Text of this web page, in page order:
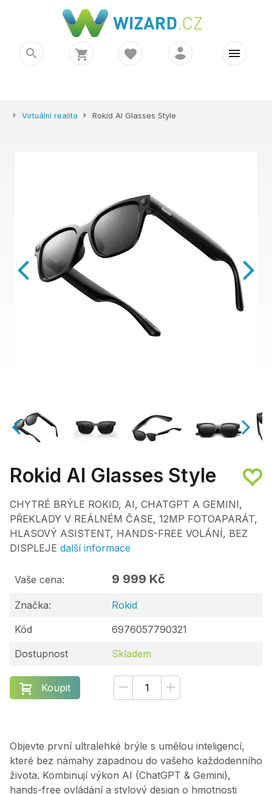
Virtuální realita Rokid AI Glasses Style
Rokid AI Glasses Style
CHYTRÉ BRÝLE ROKID, AI, CHATGPT A GEMINI,
PŘEKLADY V REÁLNÉM ČASE, 12MP FOTOAPARÁT,
HLASOVÝ ASISTENT, HANDS-FREE VOLÁNÍ, BEZ
DISPLEJE další informace
Vaše cena: 9 999 Kč
Značka:
Rokid
Kód
6976057790321
Dostupnost
Skladem
Koupit
Objevte první ultralehké brýle s umělou inteligencí,
které bez námahy zapadnou do vašeho každodenního
života. Kombinují výkon AI (ChatGPT & Gemini),
hands-free ovládání a stylový design o hmotnosti